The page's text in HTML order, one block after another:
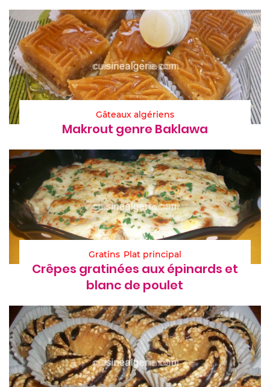
Gâteaux algériens
Makrout genre Baklawa
Gratins Plat principal
Crêpes gratinées aux épinards et
blanc de poulet